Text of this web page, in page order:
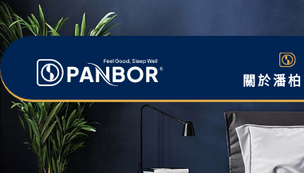
關於潘